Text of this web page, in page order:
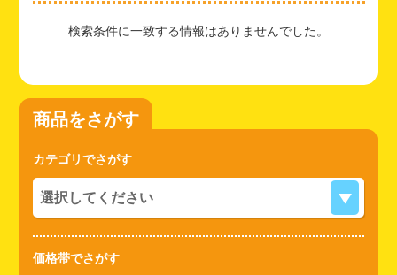
検索条件に一致する情報はありませんでした。
商品をさがす
カテゴリでさがす
価格帯でさがす